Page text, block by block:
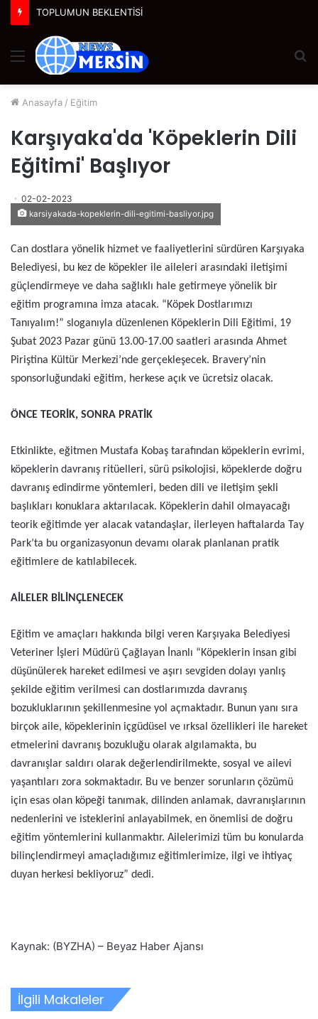
TOPLUMUN BEKLENTİSİ
Menü
Anasayfa / Eğitim
Karşıyaka'da 'Köpeklerin Dili
Eğitimi' Başlıyor
02-02-2023
karsiyakada-kopeklerin-dili-egitimi-basliyor.jpg
Can dostlara yönelik hizmet ve faaliyetlerini sürdüren Karşıyaka
Belediyesi, bu kez de köpekler ile aileleri arasındaki iletişimi
güçlendirmeye ve daha sağlıklı hale getirmeye yönelik bir
eğitim programına imza atacak. “Köpek Dostlarımızı
Tanıyalım!” sloganıyla düzenlenen Köpeklerin Dili Eğitimi, 19
Şubat 2023 Pazar günü 13.00-17.00 saatleri arasında Ahmet
Piriştina Kültür Merkezi’nde gerçekleşecek. Bravery’nin
sponsorluğundaki eğitim, herkese açık ve ücretsiz olacak.
ÖNCE TEORİK, SONRA PRATİK
Etkinlikte, eğitmen Mustafa Kobaş tarafından köpeklerin evrimi,
köpeklerin davranış ritüelleri, sürü psikolojisi, köpeklerde doğru
davranış edindirme yöntemleri, beden dili ve iletişim şekli
başlıkları konuklara aktarılacak. Köpeklerin dahil olmayacağı
teorik eğitimde yer alacak vatandaşlar, ilerleyen haftalarda Tay
Park’ta bu organizasyonun devamı olarak planlanan pratik
eğitimlere de katılabilecek.
AİLELER BİLİNÇLENECEK
Eğitim ve amaçları hakkında bilgi veren Karşıyaka Belediyesi
Veteriner İşleri Müdürü Çağlayan İnanlı “Köpeklerin insan gibi
düşünülerek hareket edilmesi ve aşırı sevgiden dolayı yanlış
şekilde eğitim verilmesi can dostlarımızda davranış
bozukluklarının şekillenmesine yol açmaktadır. Bunun yanı sıra
birçok aile, köpeklerinin içgüdüsel ve ırksal özellikleri ile hareket
etmelerini davranış bozukluğu olarak algılamakta, bu
davranışlar saldırı olarak değerlendirilmekte, sosyal ve ailevi
yaşantıları zora sokmaktadır. Bu ve benzer sorunların çözümü
için esas olan köpeği tanımak, dilinden anlamak, davranışlarının
nedenlerini ve isteklerini anlayabilmek, en önemlisi de doğru
eğitim yöntemlerini kullanmaktır. Ailelerimizi tüm bu konularda
bilinçlendirmeyi amaçladığımız eğitimlerimize, ilgi ve ihtiyaç
duyan herkesi bekliyoruz” dedi.
Kaynak: (BYZHA) – Beyaz Haber Ajansı
İlgili Makaleler